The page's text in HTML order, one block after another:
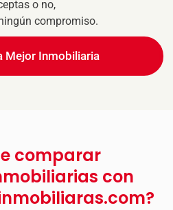
o no,
compromiso.
Mejor Inmobiliaria
comparar
con